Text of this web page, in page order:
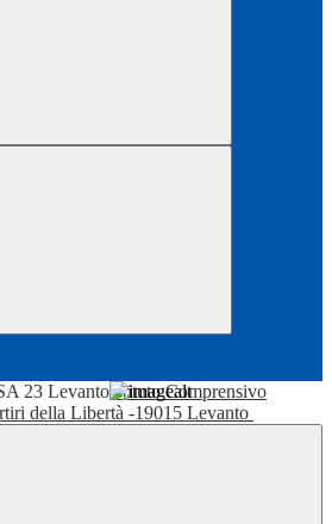
Istituto Comprensivo
della Libertà -19015 Levanto